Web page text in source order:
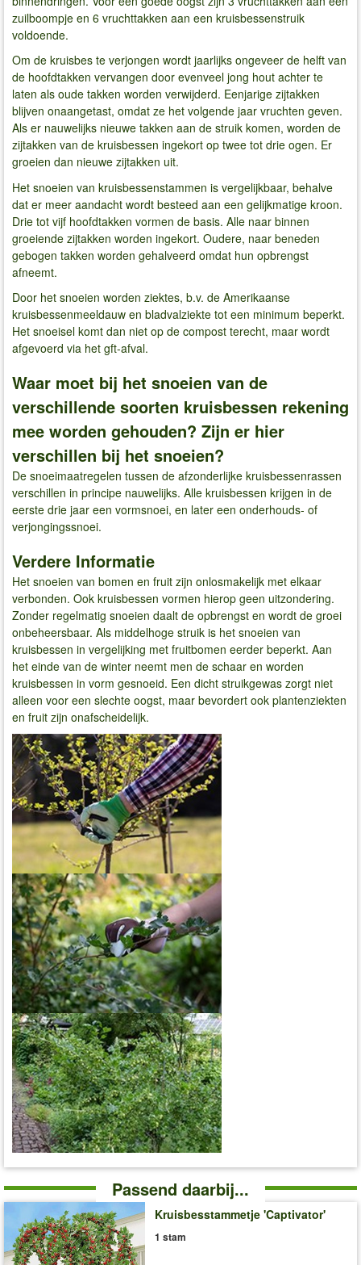
zuilboompje en 6 vruchttakken aan een kruisbessenstruik
voldoende.
Om de kruisbes te verjongen wordt jaarlijks ongeveer de helft van
de hoofdtakken vervangen door evenveel jong hout achter te
laten als oude takken worden verwijderd. Eenjarige zijtakken
blijven onaangetast, omdat ze het volgende jaar vruchten geven.
Als er nauwelijks nieuwe takken aan de struik komen, worden de
zijtakken van de kruisbessen ingekort op twee tot drie ogen. Er
groeien dan nieuwe zijtakken uit.
Het snoeien van kruisbessenstammen is vergelijkbaar, behalve
dat er meer aandacht wordt besteed aan een gelijkmatige kroon.
Drie tot vijf hoofdtakken vormen de basis. Alle naar binnen
groeiende zijtakken worden ingekort. Oudere, naar beneden
gebogen takken worden gehalveerd omdat hun opbrengst
afneemt.
Door het snoeien worden ziektes, b.v. de Amerikaanse
kruisbessenmeeldauw en bladvalziekte tot een minimum beperkt.
Het snoeisel komt dan niet op de compost terecht, maar wordt
afgevoerd via het gft-afval.
Waar moet bij het snoeien van de
verschillende soorten kruisbessen rekening
mee worden gehouden? Zijn er hier
verschillen bij het snoeien?
De snoeimaatregelen tussen de afzonderlijke kruisbessenrassen
verschillen in principe nauwelijks. Alle kruisbessen krijgen in de
eerste drie jaar een vormsnoei, en later een onderhouds- of
verjongingssnoei.
Verdere Informatie
Het snoeien van bomen en fruit zijn onlosmakelijk met elkaar
verbonden. Ook kruisbessen vormen hierop geen uitzondering.
Zonder regelmatig snoeien daalt de opbrengst en wordt de groei
onbeheersbaar. Als middelhoge struik is het snoeien van
kruisbessen in vergelijking met fruitbomen eerder beperkt. Aan
het einde van de winter neemt men de schaar en worden
kruisbessen in vorm gesnoeid. Een dicht struikgewas zorgt niet
alleen voor een slechte oogst, maar bevordert ook plantenziekten
en fruit zijn onafscheidelijk.
Passend daarbij...
Kruisbesstammetje 'Captivator'
1 stam